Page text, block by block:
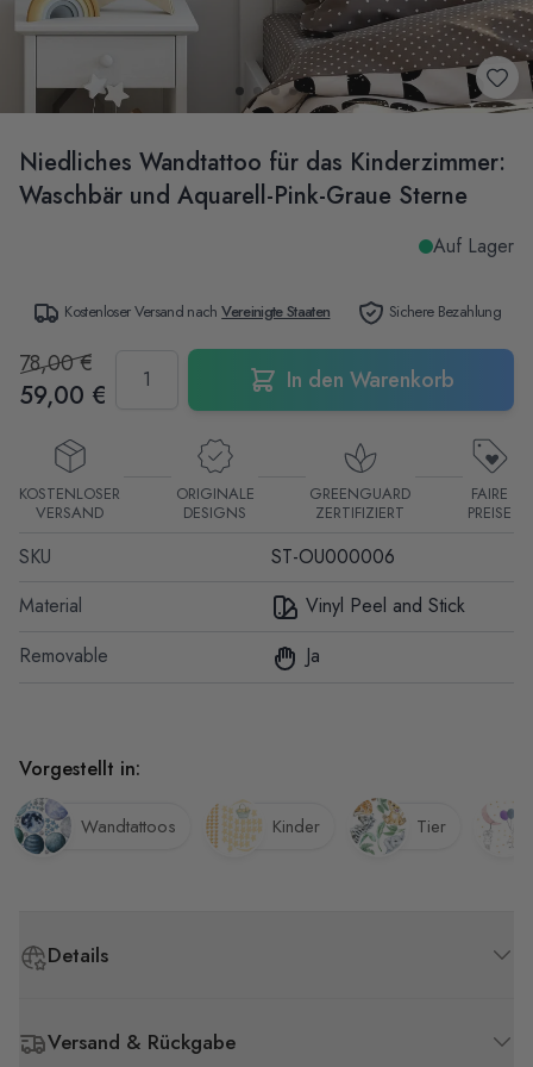
Niedliches Wandtattoo für das Kinderzimmer:
Waschbär und Aquarell-Pink-Graue Sterne
Auf Lager
SKU
ST-OU000006
Material
Vinyl Peel and Stick
Removable
Ja
Kostenloser Versand nachVereinigte Staaten Sichere Bezahlung
78,00 €
59,00 € In den Warenkorb
KOSTENLOSER
VERSAND
ORIGINALE
DESIGNS
GREENGUARD
ZERTIFIZIERT
FAIRE
PREISE
Details
Versand & Rückgabe
Vorgestellt in:
Wandtattoos Kinder Tier